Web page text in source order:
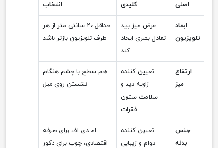
اصلی
کلیدی
انتخاب
ابعاد
تلویزیون
عرض میز باید
تعادل بصری ایجاد
کند
حداقل ۲۰ سانتی متر از هر
طرف تلویزیون بازتر باشد
ارتفاع
میز
تعیین کننده
زاویه دید و
سلامت ستون
فقرات
هم سطح با چشم هنگام
نشستن روی مبل
جنس
بدنه
تعیین کننده
دوام و زیبایی
ام دی اف برای صرفه
اقتصادی، چوب برای دکور